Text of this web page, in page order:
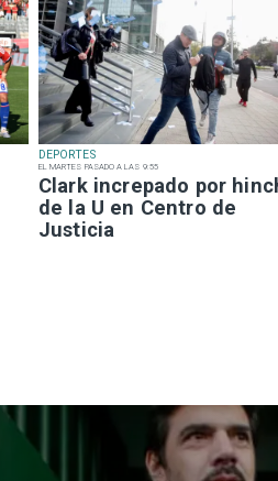
DEPORTES
EL MARTES PASADO A LAS 9:55
Clark increpado por
de la U en Centro de
Justicia